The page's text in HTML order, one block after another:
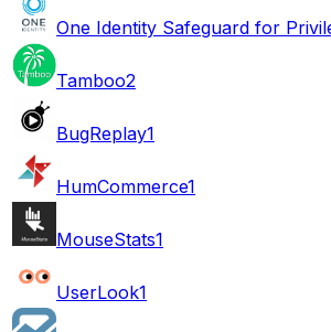
One Identity Safeguard for
Tamboo2
BugReplay1
HumCommerce1
MouseStats1
UserLook1